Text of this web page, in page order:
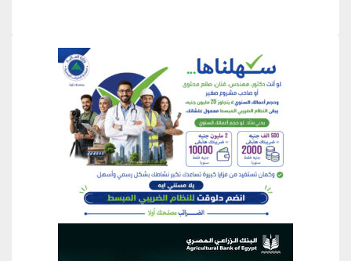
منطقة إعلانية
منطقة إعلانية